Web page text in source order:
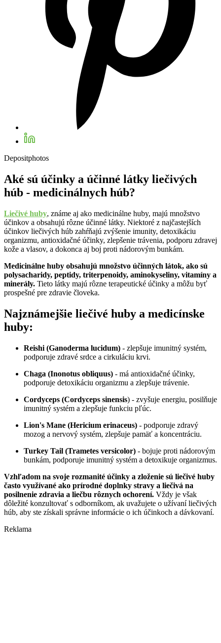
Depositphotos
Aké sú účinky a účinné látky liečivých
húb - medicinálnych húb?
Liečivé huby, známe aj ako medicinálne huby, majú množstvo
účinkov a obsahujú rôzne účinné látky. Niektoré z najčastejších
účinkov liečivých húb zahŕňajú zvýšenie imunity, detoxikáciu
organizmu, antioxidačné účinky, zlepšenie trávenia, podporu zdravej
kože a vlasov, a dokonca aj boj proti nádorovým bunkám.
Medicinálne huby obsahujú množstvo účinných látok, ako sú
polysacharidy, peptidy, triterpenoidy, aminokyseliny, vitamíny a
minerály. Tieto látky majú rôzne terapeutické účinky a môžu byť
prospešné pre zdravie človeka.
Najznámejšie liečivé huby a medicínske
huby:
Reishi (Ganoderma lucidum) - zlepšuje imunitný systém,
podporuje zdravé srdce a cirkuláciu krvi.
Chaga (Inonotus obliquus) - má antioxidačné účinky,
podporuje detoxikáciu organizmu a zlepšuje trávenie.
Cordyceps (Cordyceps sinensis) - zvyšuje energiu, posilňuje
imunitný systém a zlepšuje funkciu pľúc.
Lion's Mane (Hericium erinaceus) - podporuje zdravý
mozog a nervový systém, zlepšuje pamäť a koncentráciu.
Turkey Tail (Trametes versicolor) - bojuje proti nádorovým
bunkám, podporuje imunitný systém a detoxikuje organizmus.
Vzhľadom na svoje rozmanité účinky a zloženie sú liečivé huby
často využívané ako prírodné doplnky stravy a liečivá na
posilnenie zdravia a liečbu rôznych ochorení. Vždy je však
dôležité konzultovať s odborníkom, ak uvažujete o užívaní liečivých
húb, aby ste získali správne informácie o ich účinkoch a dávkovaní.
Reklama